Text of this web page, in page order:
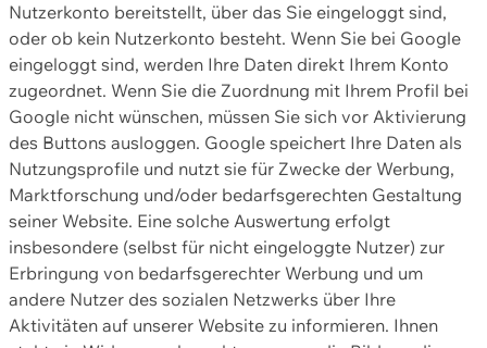
Nutzerkonto bereitstellt, über das Sie eingeloggt sind,
oder ob kein Nutzerkonto besteht. Wenn Sie bei Google
eingeloggt sind, werden Ihre Daten direkt Ihrem Konto
zugeordnet. Wenn Sie die Zuordnung mit Ihrem Profil bei
Google nicht wünschen, müssen Sie sich vor Aktivierung
des Buttons ausloggen. Google speichert Ihre Daten als
Nutzungsprofile und nutzt sie für Zwecke der Werbung,
Marktforschung und/oder bedarfsgerechten Gestaltung
seiner Website. Eine solche Auswertung erfolgt
insbesondere (selbst für nicht eingeloggte Nutzer) zur
Erbringung von bedarfsgerechter Werbung und um
andere Nutzer des sozialen Netzwerks über Ihre
Aktivitäten auf unserer Website zu informieren. Ihnen